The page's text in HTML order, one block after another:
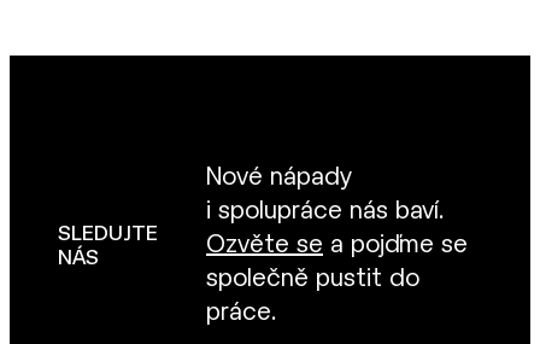
SLEDUJTE
NÁS
Nové nápady
i spolupráce nás baví.
Ozvěte se a pojďme se
společně pustit do
práce.